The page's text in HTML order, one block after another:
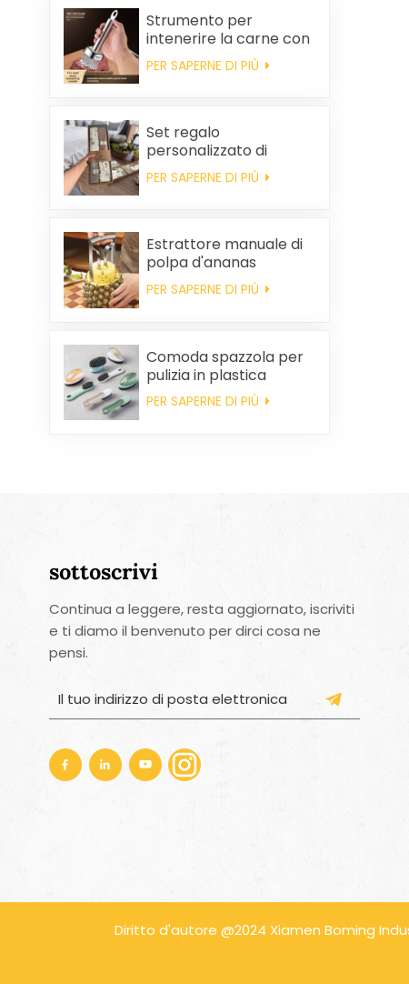
Strumento per
intenerire la carne con
ago da bistecca
PER SAPERNE DI PIÙ
Set regalo
personalizzato di
asciugamani da cucina
e tovaglioli quadrati in
matrimonio e per la
pulizia della casa.
PER SAPERNE DI PIÙ
Estrattore manuale di
polpa d'ananas
PER SAPERNE DI PIÙ
Comoda spazzola per
pulizia in plastica
all'ingrosso
PER SAPERNE DI PIÙ
sottoscrivi
Continua a leggere, resta aggiornato, iscriviti
e ti diamo il benvenuto per dirci cosa ne
pensi.
Diritto d'autore @2024 Xiamen Boming